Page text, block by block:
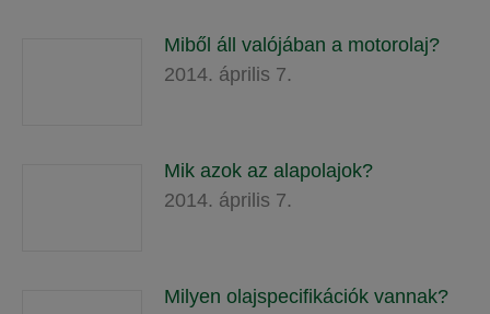
Miből áll valójában a motorolaj?
2014. április 7.
Mik azok az alapolajok?
2014. április 7.
Milyen olajspecifikációk vannak?